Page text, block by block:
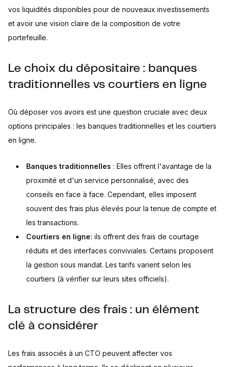
vos liquidités disponibles pour de nouveaux investissements
et avoir une vision claire de la composition de votre
portefeuille.
Le choix du dépositaire : banques
traditionnelles vs courtiers en ligne
Où déposer vos avoirs est une question cruciale avec deux
options principales : les banques traditionnelles et les courtiers
en ligne.
Banques traditionnelles : Elles offrent l'avantage de la
proximité et d'un service personnalisé, avec des
conseils en face à face. Cependant, elles imposent
souvent des frais plus élevés pour la tenue de compte et
les transactions.
Courtiers en ligne: ils offrent des frais de courtage
réduits et des interfaces conviviales. Certains proposent
la gestion sous mandat. Les tarifs varient selon les
courtiers (à vérifier sur leurs sites officiels).
La structure des frais : un élément
clé à considérer
Les frais associés à un CTO peuvent affecter vos